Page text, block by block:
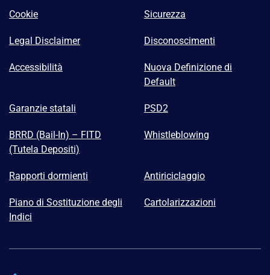
Cookie Sicurezza
Legal Disclaimer Disconoscimenti
Accessibilità
Nuova Definizione di
Default
Garanzie statali PSD2
BRRD (Bail-In) – FITD
(Tutela Depositi)
Whistleblowing
Rapporti dormienti Antiriciclaggio
Piano di Sostituzione degli
Indici
Cartolarizzazioni